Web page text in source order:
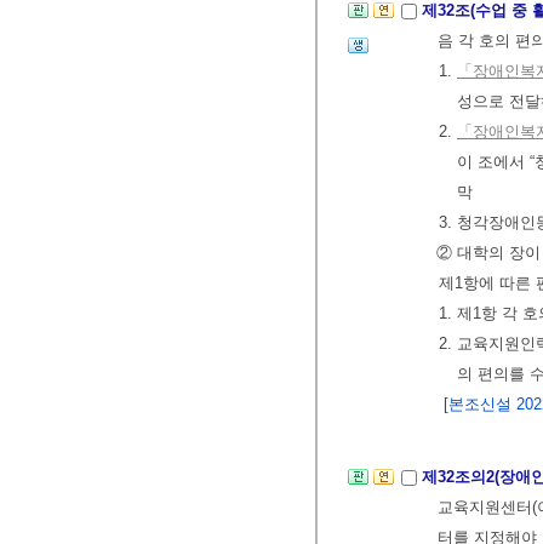
제32조(수업 중
음 각 호의 편
1.
「장애인
성으로 전
2.
「장애인
이 조에서 “
막
3. 청각장애인
② 대학의 장
제1항에 따른
1. 제1항 각
2. 교육지원인
의 편의를
[본조신설
제32조의2(장애
교육지원센터(
터를 지정해야